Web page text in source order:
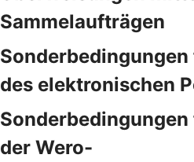
Sammelaufträgen
des elektronischen
der Wero-